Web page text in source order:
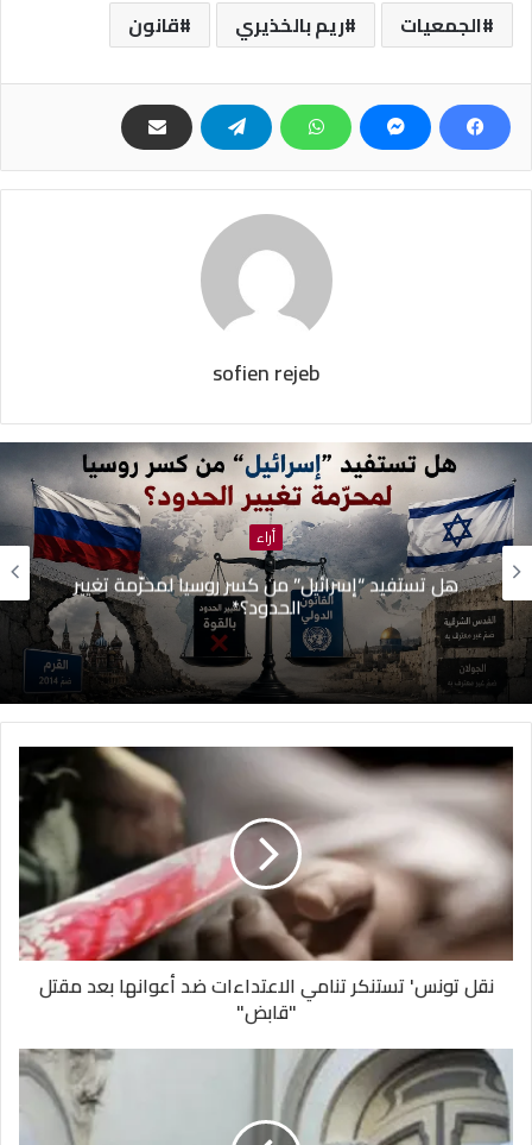
الجمعيات ريم بالخذيري قانون
sofien rejeb
أراء
الدكتور علي الفالحي : أزمتنا ليست قدراً… بل أزمة
خيارات سياسية”
نقل تونس' تستنكر تنامي الاعتداءات ضد أعوانها بعد مقتل
"قابض"